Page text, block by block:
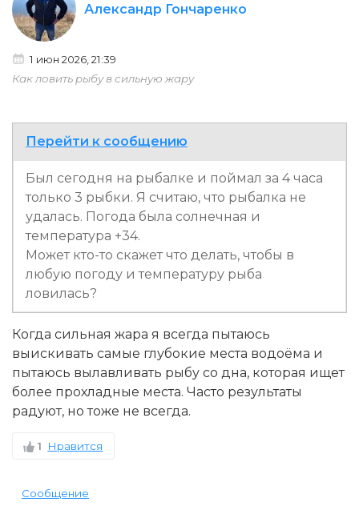
Александр Гончаренко
1 июн 2026, 21:39
Как ловить рыбу в сильную жару
Перейти к сообщению
Был сегодня на рыбалке и поймал за 4 часа
только 3 рыбки. Я считаю, что рыбалка не
удалась. Погода была солнечная и
температура +34.
Может кто-то скажет что делать, чтобы в
любую погоду и температуру рыба
ловилась?
Когда сильная жара я всегда пытаюсь
выискивать самые глубокие места водоёма и
пытаюсь вылавливать рыбу со дна, которая ищет
более прохладные места. Часто результаты
радуют, но тоже не всегда.
1 Нравится
Сообщение